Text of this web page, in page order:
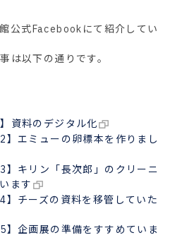
公式Facebookにて紹介してい
は以下の通りです。
資料のデジタル化
エミューの卵標本を作りまし
キリン「長次郎」のクリーニ
ます
チーズの資料を移管していた
企画展の準備をすすめていま